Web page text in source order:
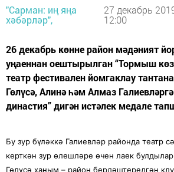
"Сарман: иң яңа
хәбәрләр",
27 декабрь
12:00
26 декабрь көнне район мәдәният
уңаеннан оештырылган “Тормыш
театр фестивален йомгаклау
Гөлүсә, Алинә һәм Алмаз
династия” дигән истәлек медале
Бу зур бүләккә Галиевләр районда театр
керткән зур өлешләре өчен лаек
Гөлүсә ханым – район берләштерелгән